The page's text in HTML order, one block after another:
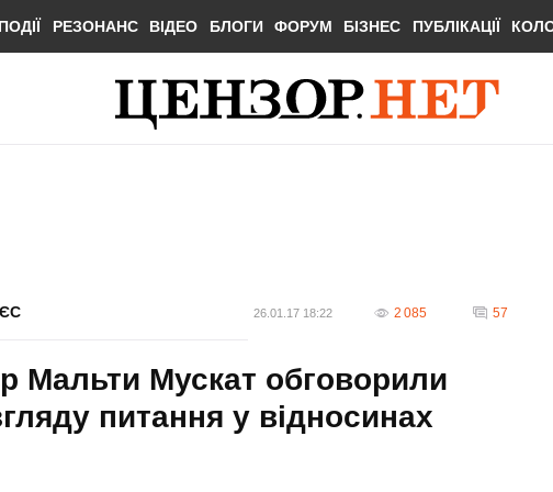
ПОДІЇ РЕЗОНАНС ВІДЕО БЛОГИ ФОРУМ БІЗНЕС ПУБЛІКАЦІЇ
26.01.17 18:22 2 085 57
Мальти Мускат обговорили
питання у відносинах